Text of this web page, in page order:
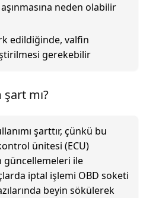
neden olabilir
edildiğinde, valfin
gerekebilir
şart mı?
şarttır, çünkü bu
ünitesi (ECU)
güncellemeleri ile
iptal işlemi OBD soketi
beyin sökülerek